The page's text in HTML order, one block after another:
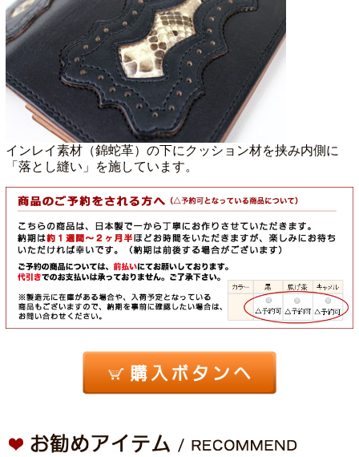
インレイ素材（錦蛇革）の下にクッション材を挟み内側に
「落とし縫い」を施しています。